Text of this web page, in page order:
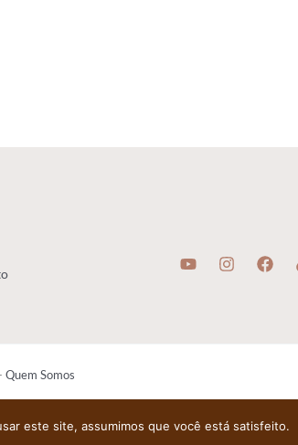
Quem Somos
este site, assumimos que você está satisfeito.